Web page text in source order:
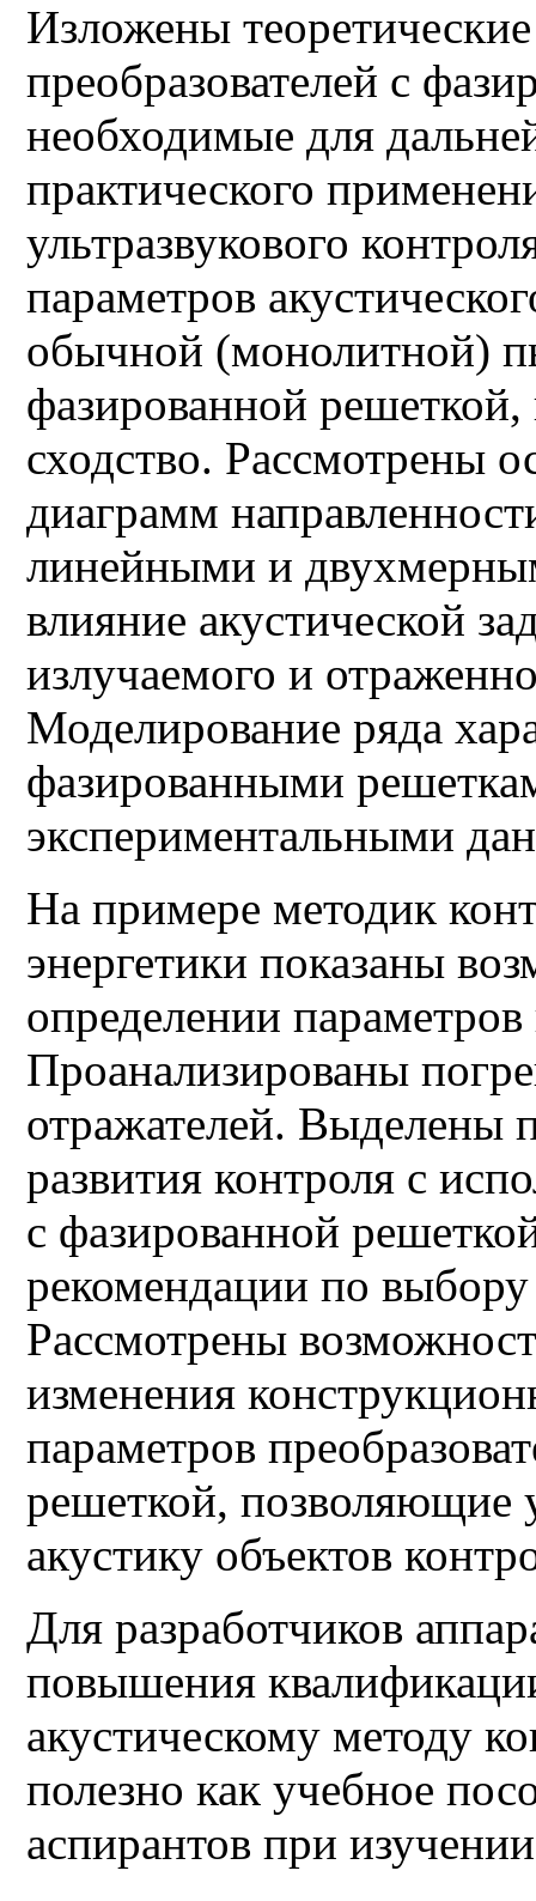
Изложены
преобразователей с
необходимые для
практического
ультразвукового
параметров
обычной (монолитной)
фазированной
сходство. Рассмотрены
диаграмм
линейными и
влияние акустической
излучаемого и
Моделирование ряда
фазированными
экспериментальными
На примере методик
энергетики показаны
определении
Проанализированы
отражателей. Выделены
развития контроля с
с фазированной
рекомендации по
Рассмотрены
изменения
параметров
решеткой, позволяющие
акустику объектов
Для разработчиков
повышения
акустическому методу
полезно как учебное
аспирантов при